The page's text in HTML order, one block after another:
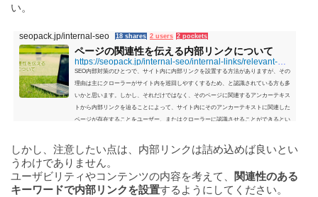
い。
seopack.jp/internal-seo 18 shares 2 users 2 pockets
ページの関連性を伝える内部リンクについて
https://seopack.jp/internal-seo/internal-links/relevant-page-internal-link.php
SEO内部対策のひとつで、サイト内に内部リンクを設置する方法がありますが、その
理由は主にクローラーがサイト内を巡回しやすくするため、と認識されている方も多
いかと思います。しかし、それだけではなく、そのページに関連するアンカーテキス
トから内部リンクを辿ることによって、サイト内にそのアンカーテキストに関連した
ページが存在することをユーザー、またはクローラーに認識させることができるとい
ラーがリンク先の内容を把握しやすくなるため...
しかし、注意したい点は、内部リンクは詰め込めば良いとい
うわけでありません。
ユーザビリティやコンテンツの内容を考えて、
関連性のある
キーワードで内部リンクを設置するようにしてください。